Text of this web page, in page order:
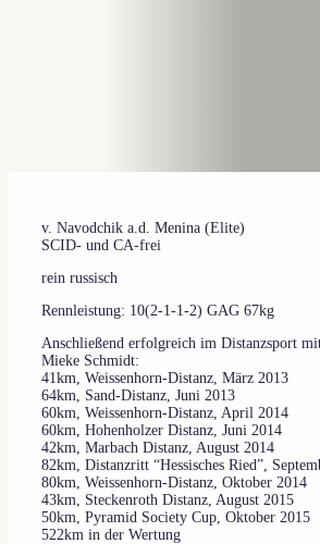
v. Navodchik a.d. Menina (Elite)
SCID- und CA-frei
rein russisch
Rennleistung: 10(2-1-1-2) GAG 67kg
Anschließend erfolgreich im Distanzsport
Mieke Schmidt:
41km, Weissenhorn-Distanz, März 2013
64km, Sand-Distanz, Juni 2013
60km, Weissenhorn-Distanz, April 2014
60km, Hohenholzer Distanz, Juni 2014
42km, Marbach Distanz, August 2014
82km, Distanzritt “Hessisches Ried”,
80km, Weissenhorn-Distanz, Oktober 2014
43km, Steckenroth Distanz, August 2015
50km, Pyramid Society Cup, Oktober 2015
522km in der Wertung